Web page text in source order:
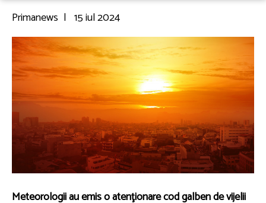
Primanews | 15 iul 2024
Meteorologii au emis o atenţionare cod galben de vijelii